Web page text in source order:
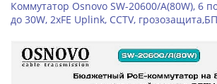
Коммутатор Osnovo SW-20600/A(80W), 6
до 30W, 2xFE Uplink, CCTV,